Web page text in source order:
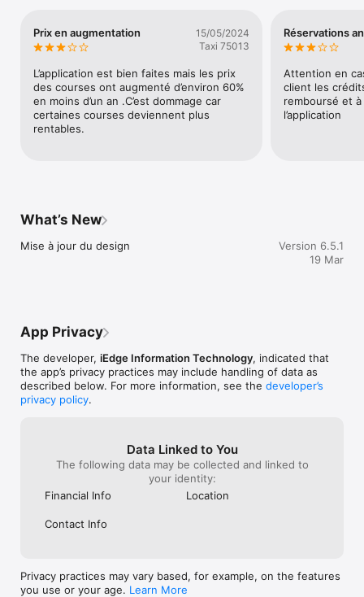
("Continued use of GPS running in the background can
dramatically decrease battery life.")
Prix en augmentation
15/05/2024
Taxi 75013
L’application est bien faites mais les prix
des courses ont augmenté d’environ 60%
en moins d’un an .C’est dommage car
certaines courses deviennent plus
rentables.
Réservations
Attention en
client les
remboursé et
l’application
What’s New
Mise à jour du design
Version 6.5.1
19 Mar
App Privacy
The developer, iEdge Information Technology, indicated that
the app’s privacy practices may include handling of data as
described below. For more information, see the developer’s
privacy policy.
Data Linked to You
The following data may be collected and linked to
your identity:
Financial Info
Location
Contact Info
Privacy practices may vary based, for example, on the features
you use or your age. Learn More